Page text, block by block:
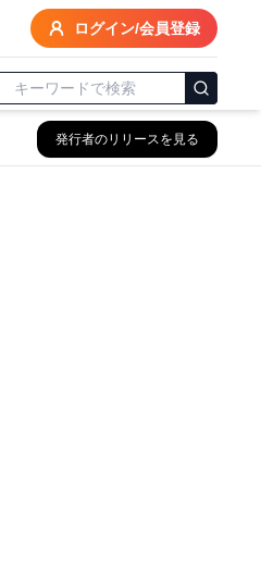
ログイン/会員登録
発行者のリリースを見る